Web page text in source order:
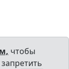
чтобы